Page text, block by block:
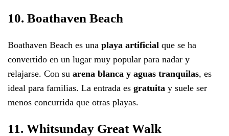
10. Boathaven Beach
Boathaven Beach es una playa artificial que se ha
convertido en un lugar muy popular para nadar y
relajarse. Con su arena blanca y aguas tranquilas, es
ideal para familias. La entrada es gratuita y suele ser
menos concurrida que otras playas.
11. Whitsunday Great Walk